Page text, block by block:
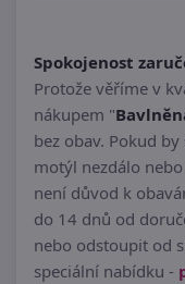
Spokojenost
Protože věříme v
nákupem "
bez obav. Pokud
motýl nezdálo
není důvod k
do 14 dnů od
nebo odstoupit od
speciální nabídku -